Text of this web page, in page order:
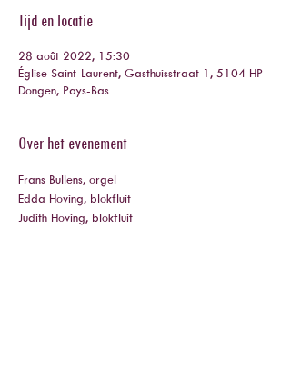
Tijd en locatie
28 août 2022, 15:30
Église Saint-Laurent, Gasthuisstraat 1, 5104 HP
Dongen, Pays-Bas
Over het evenement
Frans Bullens, orgel
Edda Hoving, blokfluit
Judith Hoving, blokfluit